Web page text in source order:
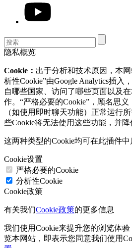
隐私概览
Cookie： 出于分析和技术原因，本
析性Cookie”由Google Analytics插入
自哪些国家、访问了哪些页面以及
作。“严格必要的Cookie”，顾名思
（如使用即时聊天功能）正常运行
些Cookie将无法使用这些功能，并降
这两种类型的Cookie均可在此插件中
Cookie设置
严格必要的Cookie
分析性Cookie
Cookie政策
有关我们Cookie政策的更多信息
我们使用Cookie来提升您的浏览体验
览本网站，即表示您同意我们使用